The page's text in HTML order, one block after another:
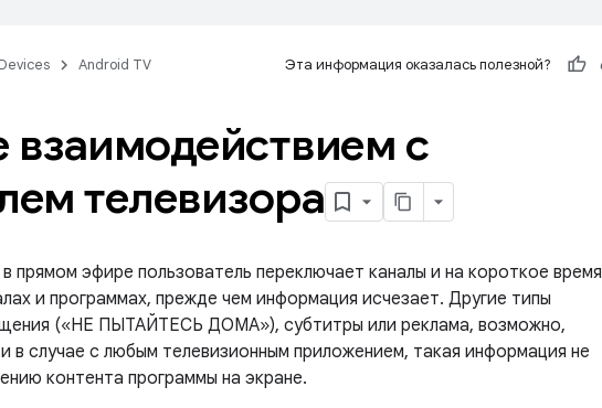
Devices Android TV Эта информация оказалась полезной?
взаимодействием с
телевизора
прямом эфире пользователь переключает каналы и на короткое время
и программах, прежде чем информация исчезает. Другие типы
(«НЕ ПЫТАЙТЕСЬ ДОМА»), субтитры или реклама, возможно,
в случае с любым телевизионным приложением, такая информация не
контента программы на экране.